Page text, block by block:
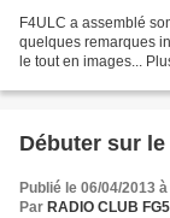
F4ULC a assemblé
quelques remarques
le tout en images...
Débuter sur le
Publié le 06/04/2013
Par RADIO CLUB